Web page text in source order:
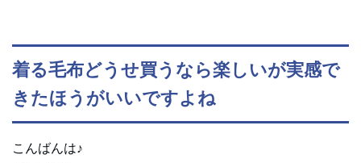
着る毛布どうせ買うなら楽しいが実感で
きたほうがいいですよね
こんばんは♪